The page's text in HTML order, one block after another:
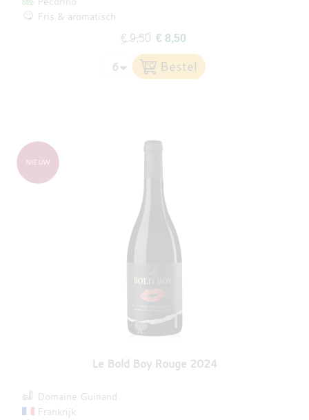
Fris & aromatisch
€ 9,50 € 8,50
Le Bold Boy Rouge 2024
NIEUW
Domaine Guinand
Frankrijk